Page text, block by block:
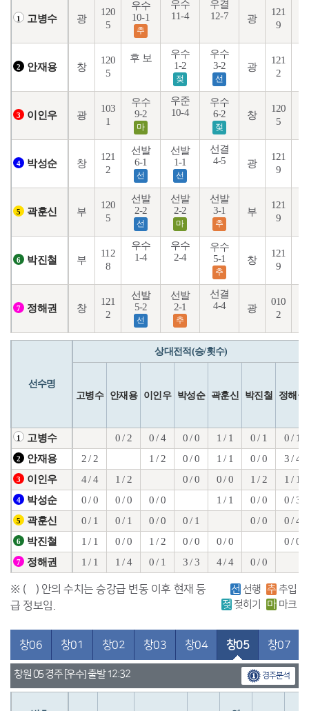
1 고병수 광
120
5
우수
10-1
추
우수
11-4
우결
12-7
광
121
9
2 안재용 창
120
5
후 보
우수
1-2
젖
우수
3-2
선
광
121
2
3 이인우 광
103
1
우수
9-2
마
우준
10-4
우수
6-2
젖
창
120
5
4 박성순 창
121
2
선발
6-1
선
선발
1-1
선
선결
4-5
광
121
9
5 곽훈신 부
120
5
선발
2-2
선
선발
2-2
마
선발
3-1
추
부
121
9
6 박진철 부
112
8
우수
1-4
우수
2-4
우수
5-1
추
창
121
9
7 정해권 창
121
2
선발
5-2
선
선발
2-1
추
선결
4-4
광
010
2
선수명
상대전적(승/횟수)
고병수 안재용 이인우 박성순 곽훈신 박진철 정해권
1 고병수 0 / 2 0 / 4 0 / 0 1 / 1 0 / 1 0 / 1
2 안재용 2 / 2 1 / 2 0 / 0 1 / 1 0 / 0 3 / 4
3 이인우 4 / 4 1 / 2 0 / 0 0 / 0 1 / 2 1 / 1
4 박성순 0 / 0 0 / 0 0 / 0 1 / 1 0 / 0 0 / 3
5 곽훈신 0 / 1 0 / 1 0 / 0 0 / 1 0 / 0 0 / 4
6 박진철 1 / 1 0 / 0 1 / 2 0 / 0 0 / 0 0 / 0
7 정해권 1 / 1 1 / 4 0 / 1 3 / 3 4 / 4 0 / 0
※ ( ) 안의 수치는 승강급 변동 이후 현재 등
급 정보임.
선 선행 추 추입
젖 젖히기 마 마크
창06 창01 창02 창03 창04 창05 창07
창원 05 경주 [우수] 출발 12:32 경주분석